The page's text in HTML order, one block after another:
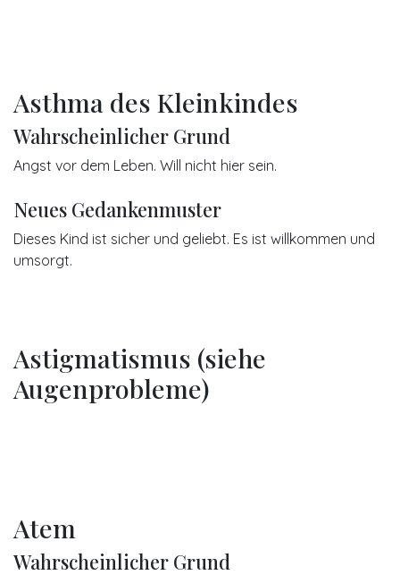
Asthma des Kleinkindes
Wahrscheinlicher Grund
Angst vor dem Leben. Will nicht hier sein.
Neues Gedankenmuster
Dieses Kind ist sicher und geliebt. Es ist willkommen und
umsorgt.
Astigmatismus (siehe
Augenprobleme)
Atem
Wahrscheinlicher Grund